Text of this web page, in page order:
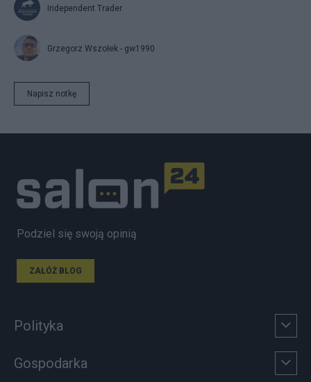
Independent Trader
Grzegorz Wszołek - gw1990
Napisz notkę
Podziel się swoją opinią
ZAŁÓŻ BLOG
Polityka
Gospodarka